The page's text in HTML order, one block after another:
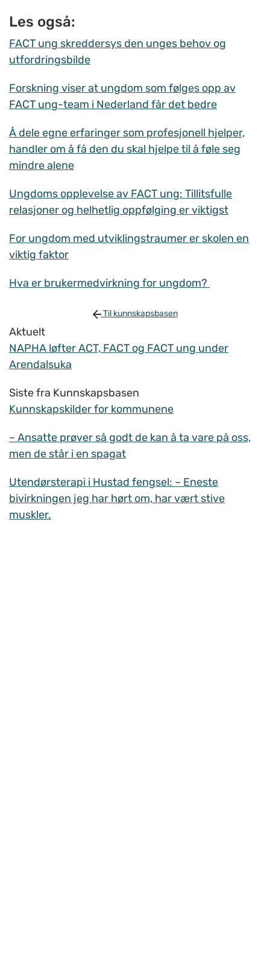
Les også:
FACT ung skreddersys den unges behov og
utfordringsbilde
Forskning viser at ungdom som følges opp av
FACT ung-team i Nederland får det bedre
Å dele egne erfaringer som profesjonell hjelper,
handler om å få den du skal hjelpe til å føle seg
mindre alene
Ungdoms opplevelse av FACT ung: Tillitsfulle
relasjoner og helhetlig oppfølging er viktigst
For ungdom med utviklingstraumer er skolen en
viktig faktor
Hva er brukermedvirkning for ungdom?
Til kunnskapsbasen
Aktuelt
NAPHA løfter ACT, FACT og FACT ung under
Arendalsuka
Siste fra Kunnskapsbasen
Kunnskapskilder for kommunene
– Ansatte prøver så godt de kan å ta vare på oss,
men de står i en spagat
Utendørsterapi i Hustad fengsel: – Eneste
bivirkningen jeg har hørt om, har vært stive
muskler.